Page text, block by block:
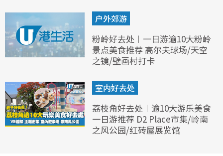
户外郊游
粉岭好去处︱一日游逾10大粉岭
景点美食推荐 高尔夫球场/天空
之镜/壁画村打卡
室内好去处
荔枝角好去处︱逾10大游乐美食
一日游推荐 D2 Place市集/岭南
之风公园/红砖屋展览馆